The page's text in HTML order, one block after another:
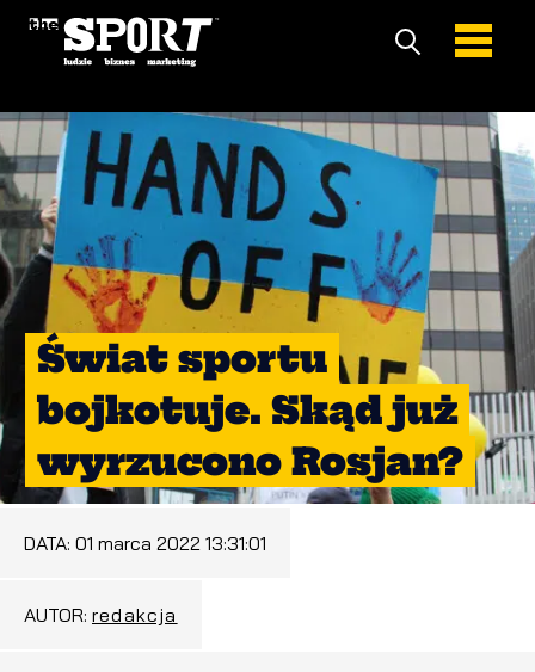
Świat sportu
bojkotuje. Skąd już
wyrzucono Rosjan?
DATA: 01 marca 2022 13:31:01
AUTOR: redakcja